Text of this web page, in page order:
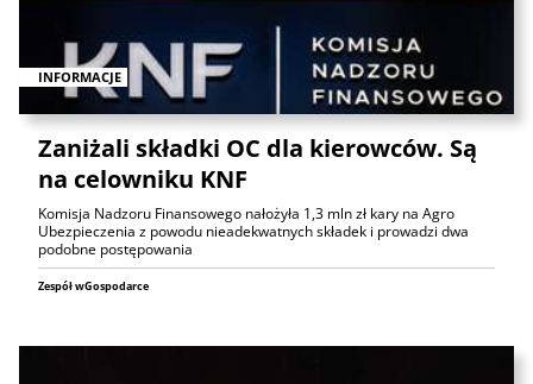
INFORMACJE
Zaniżali składki OC dla kierowców. Są
na celowniku KNF
Komisja Nadzoru Finansowego nałożyła 1,3 mln zł kary na Agro
Ubezpieczenia z powodu nieadekwatnych składek i prowadzi dwa
podobne postępowania
Zespół wGospodarce